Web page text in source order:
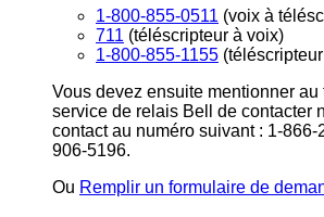
1-800-855-0511 (voix à
711 (téléscripteur à voix)
1-800-855-1155
Vous devez ensuite mentionner au
service de relais Bell de contacter
contact au numéro suivant : 1-
906-5196.
Ou Remplir un formulaire de